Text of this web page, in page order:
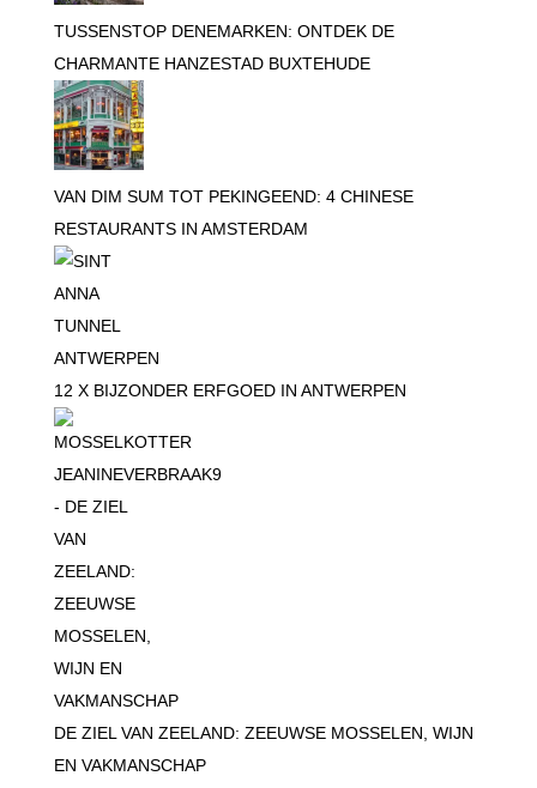
TUSSENSTOP DENEMARKEN: ONTDEK DE
CHARMANTE HANZESTAD BUXTEHUDE
VAN DIM SUM TOT PEKINGEEND: 4 CHINESE
RESTAURANTS IN AMSTERDAM
12 X BIJZONDER ERFGOED IN ANTWERPEN
DE ZIEL VAN ZEELAND: ZEEUWSE MOSSELEN, WIJN
EN VAKMANSCHAP